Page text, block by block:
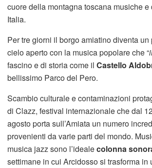
cuore della montagna toscana musiche e
Italia.
Per tre giorni il borgo amiatino diventa
cielo aperto con la musica popolare che “
fascino e di storia come il Castello
bellissimo Parco del Pero.
Scambio culturale e contaminazioni
di Clazz, festival internazionale che dal
agosto porta sull’Amiata un numero
provenienti da varie parti del mondo.
musica jazz sono l’idealecolonna
settimane in cui Arcidosso si trasforma in